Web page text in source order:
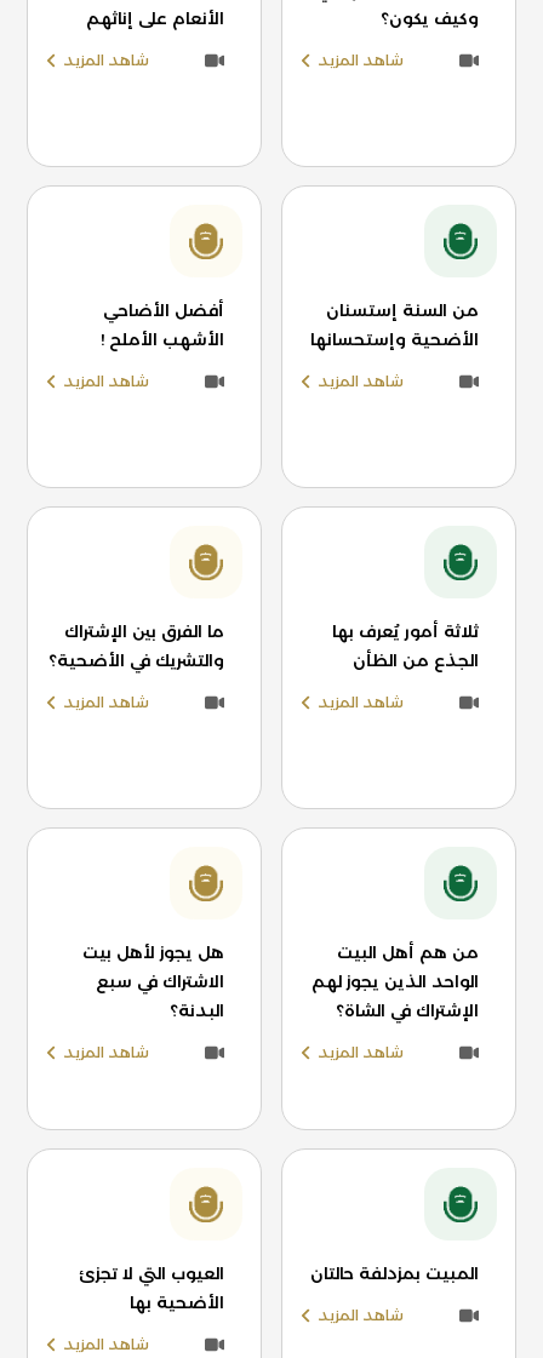
وكيف يكون؟
شاهد المزيد
الأنعام على إناثهم
شاهد المزيد
من السنة إستسنان
الأضحية وإستحسانها
شاهد المزيد
أفضل الأضاحي
الأشهب الأملح !
شاهد المزيد
ثلاثة أمور يُعرف بها
الجذع من الظأن
شاهد المزيد
ما الفرق بين الإشتراك
والتشريك في الأضحية؟
شاهد المزيد
من هم أهل البيت
الواحد الذين يجوز لهم
الإشتراك في الشاة؟
شاهد المزيد
هل يجوز لأهل بيت
الاشتراك في سبع
البدنة؟
شاهد المزيد
المبيت بمزدلفة حالتان
شاهد المزيد
العيوب التي لا تجزئ
الأضحية بها
شاهد المزيد